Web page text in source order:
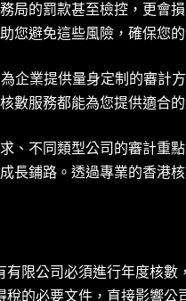
局的罰款甚至檢控，更會
您避免這些風險，確保您
企業提供量身定制的審
數服務都能為您提供適合
、不同類型公司的審計重
長鋪路。透過專業的香港
限公司必須進行年度核數